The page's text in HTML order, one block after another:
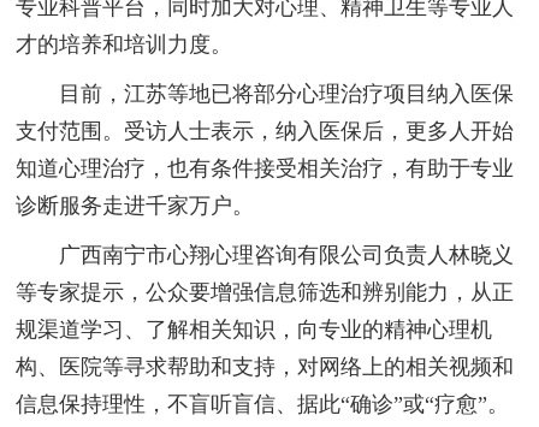
专业科普平台，同时加大对心理、精神卫生等专业人
才的培养和培训力度。
目前，江苏等地已将部分心理治疗项目纳入医保
支付范围。受访人士表示，纳入医保后，更多人开始
知道心理治疗，也有条件接受相关治疗，有助于专业
诊断服务走进千家万户。
广西南宁市心翔心理咨询有限公司负责人林晓义
等专家提示，公众要增强信息筛选和辨别能力，从正
规渠道学习、了解相关知识，向专业的精神心理机
构、医院等寻求帮助和支持，对网络上的相关视频和
信息保持理性，不盲听盲信、据此“确诊”或“疗愈”。